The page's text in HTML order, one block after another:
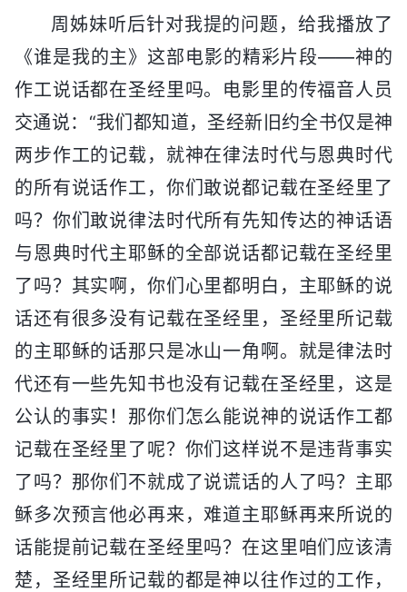
周姊妹听后针对我提的问题，给我播放了
《谁是我的主》这部电影的精彩片段——神的
作工说话都在圣经里吗。电影里的传福音人员
交通说：“我们都知道，圣经新旧约全书仅是神
两步作工的记载，就神在律法时代与恩典时代
的所有说话作工，你们敢说都记载在圣经里了
吗？你们敢说律法时代所有先知传达的神话语
与恩典时代主耶稣的全部说话都记载在圣经里
了吗？其实啊，你们心里都明白，主耶稣的说
话还有很多没有记载在圣经里，圣经里所记载
的主耶稣的话那只是冰山一角啊。就是律法时
代还有一些先知书也没有记载在圣经里，这是
公认的事实！那你们怎么能说神的说话作工都
记载在圣经里了呢？你们这样说不是违背事实
了吗？那你们不就成了说谎话的人了吗？主耶
稣多次预言他必再来，难道主耶稣再来所说的
话能提前记载在圣经里吗？在这里咱们应该清
楚，圣经里所记载的都是神以往作过的工作，